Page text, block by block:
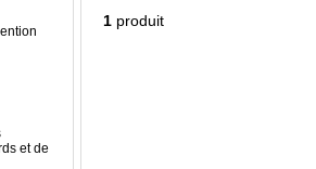
1 produit
et de